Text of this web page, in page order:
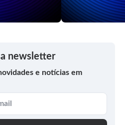
newsletter
e notícias em